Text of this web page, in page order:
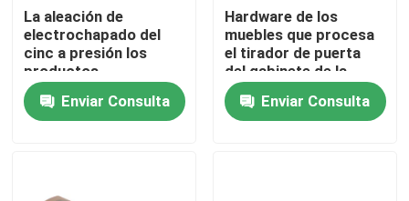
Productos
Sobre nosotros
Recorrido por la fábrica
La aleación de
electrochapado del
cinc a presión los
productos
electrónicos Shell
Accessories del molde
de la fundición
Enviar Consulta
Hardware de los
muebles que procesa
el tirador de puerta
del gabinete de la
fundición a presión de
la aleación del cinc
Enviar Consulta